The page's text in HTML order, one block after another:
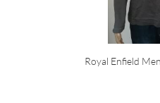
Royal Enfield